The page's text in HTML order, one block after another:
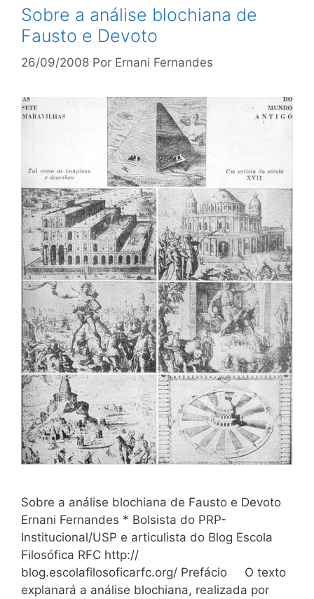
Sobre a análise blochiana de
Fausto e Devoto
26/09/2008 Por Ernani Fernandes
Sobre a análise blochiana de Fausto e Devoto
Ernani Fernandes * Bolsista do PRP-
Institucional/USP e articulista do Blog Escola
Filosófica RFC http://
blog.escolafilosoficarfc.org/ Prefácio O texto
explanará a análise blochiana, realizada por